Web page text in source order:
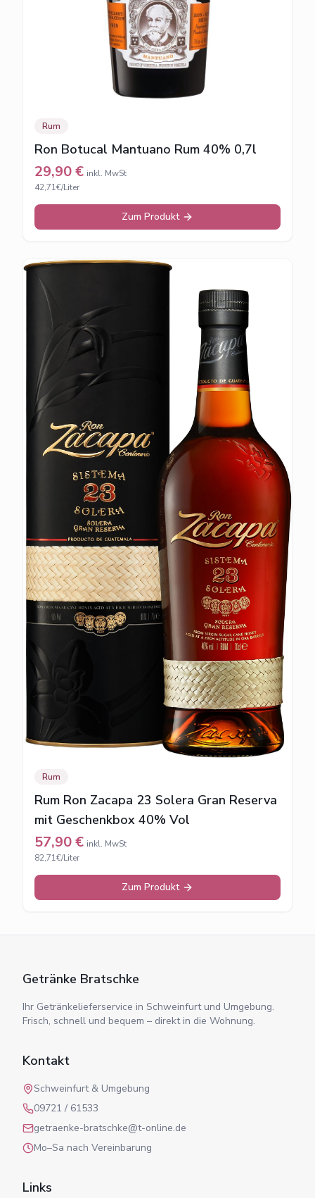
Rum
Ron Botucal Mantuano Rum 40% 0,7l
29,90€ inkl. MwSt
42,71€/Liter
Zum Produkt
Rum
Rum Ron Zacapa 23 Solera Gran Reserva
mit Geschenkbox 40% Vol
57,90€ inkl. MwSt
82,71€/Liter
Zum Produkt
Getränke Bratschke
Ihr Getränkelieferservice in Schweinfurt und Umgebung.
Frisch, schnell und bequem – direkt in die Wohnung.
Kontakt
Schweinfurt & Umgebung
09721 / 61533
getraenke-bratschke@t-online.de
Mo–Sa nach Vereinbarung
Links